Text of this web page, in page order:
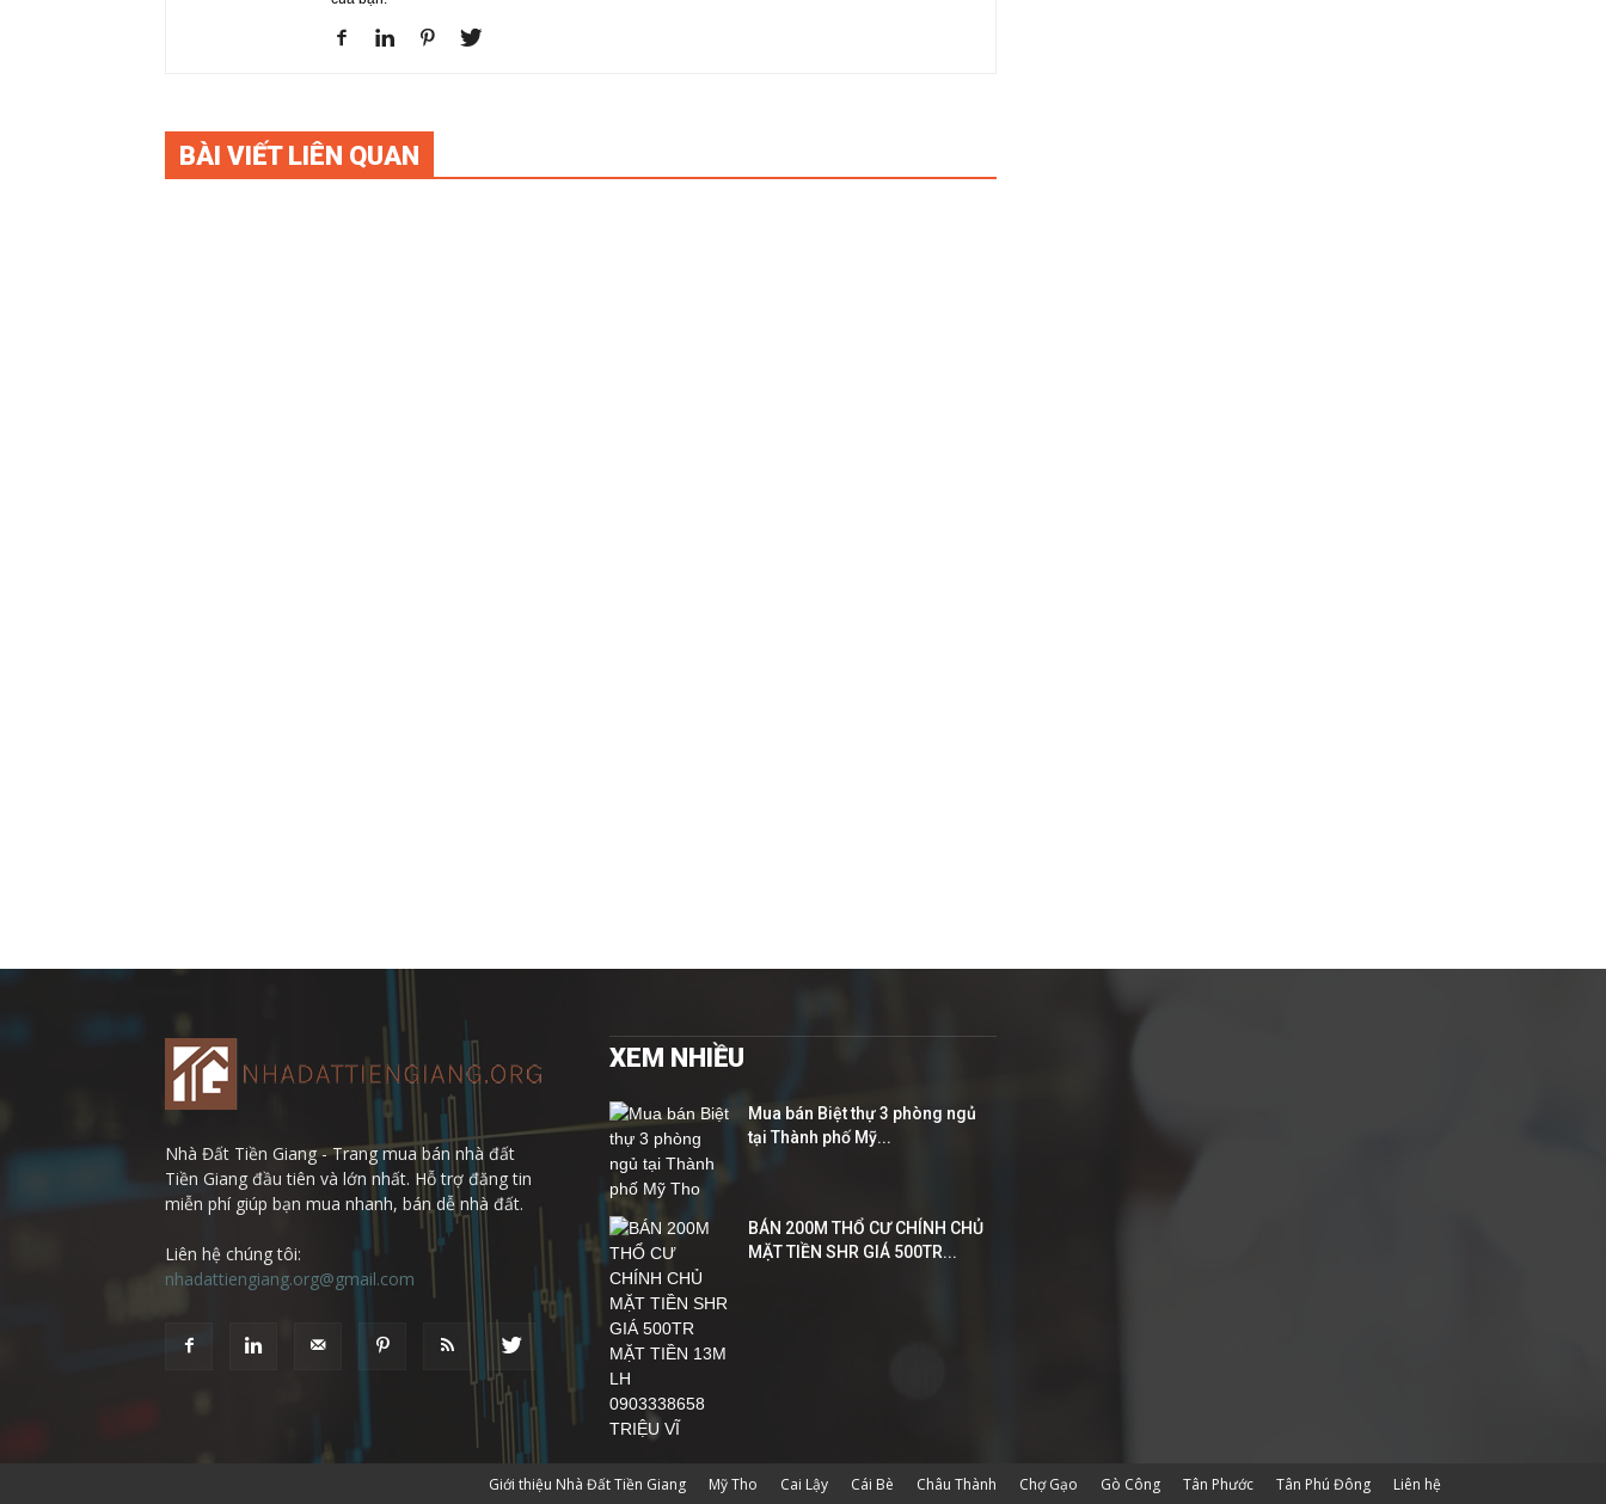
BÀI VIẾT LIÊN QUAN
Nhà Đất Tiền Giang - Trang mua bán nhà đất
Tiền Giang đầu tiên và lớn nhất. Hỗ trợ đăng tin
miễn phí giúp bạn mua nhanh, bán dễ nhà đất.
Liên hệ chúng tôi:
nhadattiengiang.org@gmail.com
XEM NHIỀU
Mua bán Biệt thự 3 phòng ngủ
tại Thành phố Mỹ...
BÁN 200M THỔ CƯ CHÍNH CHỦ
MẶT TIỀN SHR GIÁ 500TR...
Giới thiệu Nhà Đất Tiền Giang Mỹ Tho Cai Lậy Cái Bè Châu Thành Chợ Gạo Gò Công Tân Phước Tân Phú Đông Liên hệ